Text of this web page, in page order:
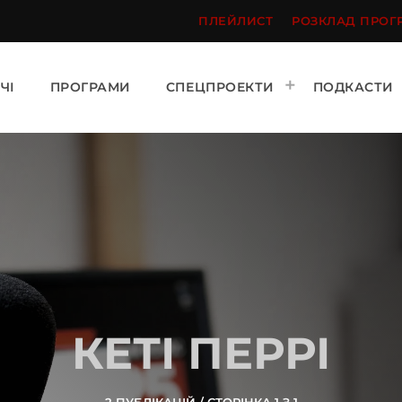
ПЛЕЙЛИСТ РОЗКЛАД
ПРОГРАМИ СПЕЦПРОЕКТИ ПОДКАСТИ
КЕТІ ПЕРРІ